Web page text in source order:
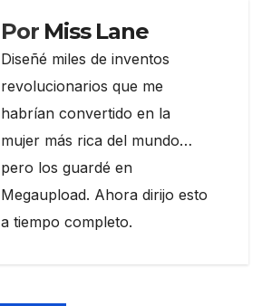
Por Miss Lane
Diseñé miles de inventos
revolucionarios que me
habrían convertido en la
mujer más rica del mundo…
pero los guardé en
Megaupload. Ahora dirijo esto
a tiempo completo.